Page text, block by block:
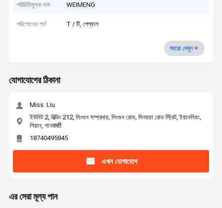
পরিচিতিমুলক নাম WEIMENG
পরিশোধের শর্ত T / টি, পেপ্যাল
আরো দেখুন
যোগাযোগের ঠিকানা
Miss. Liu
ইউনিট 2, বিল্ডিং 212, লিংগুন সম্প্রদায়, লিংগুন রোড, সিনহুয়া রোড স্ট্রিট, ইয়ানলিয়ং,
শিয়ান, শানक्सी
18740495845
এখন যোগাযোগ
এর সেরা মূল্য পান